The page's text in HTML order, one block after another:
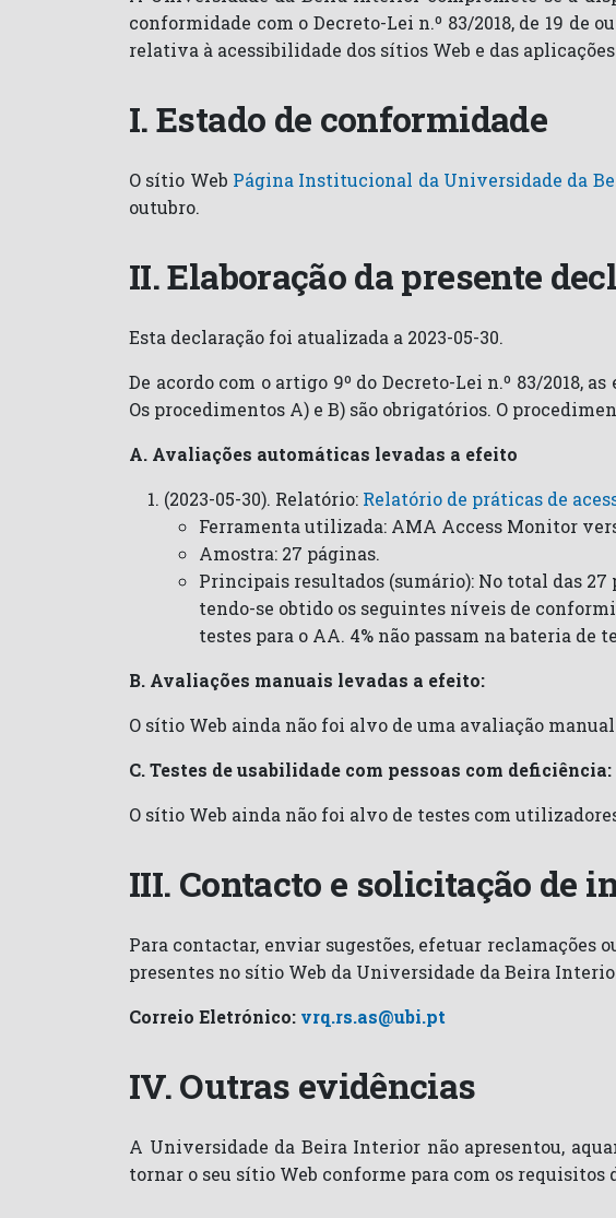
conformidade com o Decreto-Lei n.º 83/2018, de 19 de
relativa à acessibilidade dos sítios Web e das
I. Estado de conformidade
O sítio Web Página Institucional da Universidade da
outubro.
II. Elaboração da presente
Esta declaração foi atualizada a 2023-05-30.
De acordo com o artigo 9º do Decreto-Lei n.º 83/2018,
Os procedimentos A) e B) são obrigatórios. O
A. Avaliações automáticas levadas a efeito
(2023-05-30). Relatório: Relatório de práticas de
Ferramenta utilizada: AMA Access Monitor
Amostra: 27 páginas.
Principais resultados (sumário): No total das 27
tendo-se obtido os seguintes níveis de
testes para o AA. 4% não passam na bateria de
B. Avaliações manuais levadas a efeito:
O sítio Web ainda não foi alvo de uma avaliação
C. Testes de usabilidade com pessoas com deficiência:
O sítio Web ainda não foi alvo de testes com
III. Contacto e solicitação de
Para contactar, enviar sugestões, efetuar
presentes no sítio Web da Universidade da Beira
Correio Eletrónico: vrq.rs.as@ubi.pt
IV. Outras evidências
A Universidade da Beira Interior não apresentou,
tornar o seu sítio Web conforme para com os requisitos